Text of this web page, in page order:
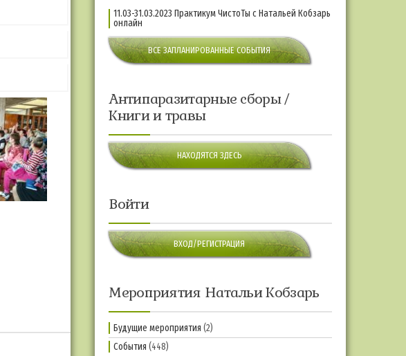
11.03-31.03.2023 Практикум ЧистоТы с Натальей Кобзарь
онлайн
ВСЕ ЗАПЛАНИРОВАННЫЕ СОБЫТИЯ
Антипаразитарные сборы /
Книги и травы
НАХОДЯТСЯ ЗДЕСЬ
Войти
ВХОД/РЕГИСТРАЦИЯ
Мероприятия Натальи Кобзарь
Будущие мероприятия (2)
События (448)